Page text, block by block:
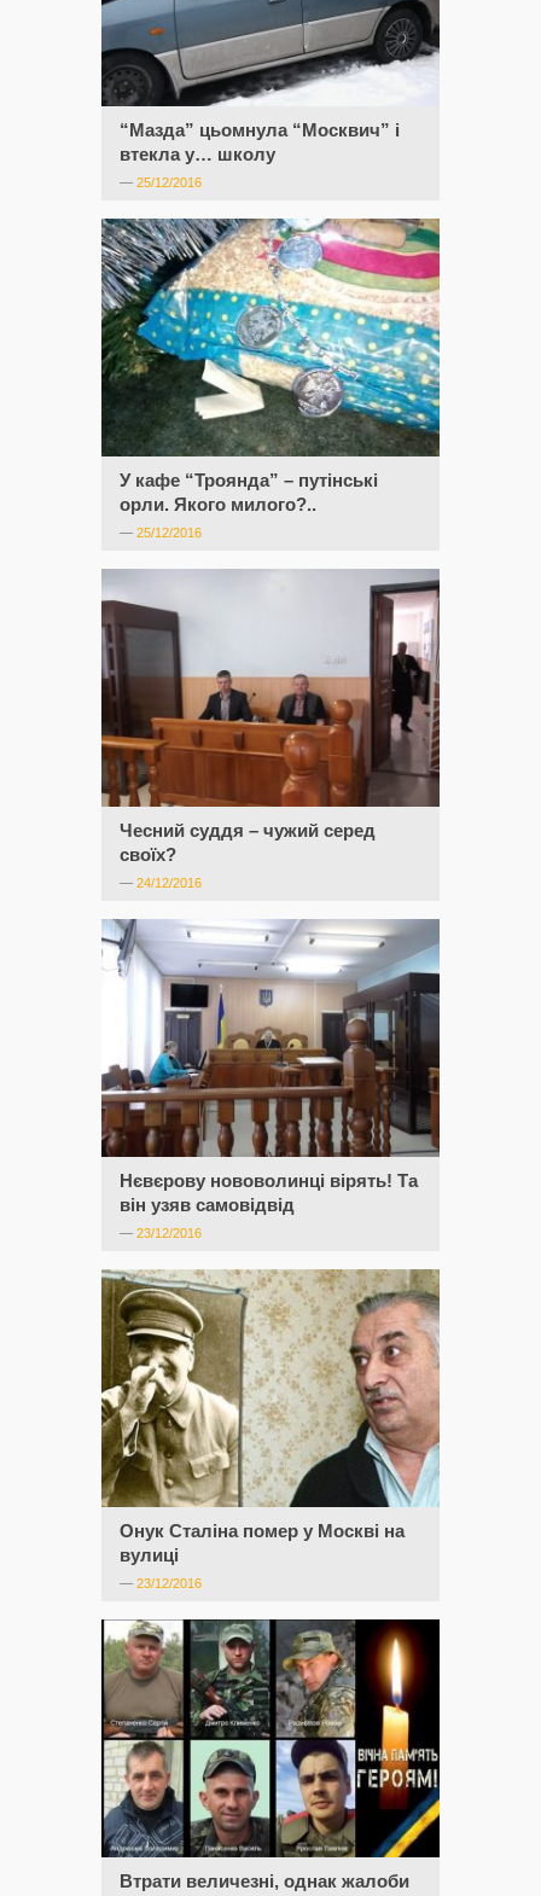
“Мазда” цьомнула “Москвич” і
втекла у… школу
— 25/12/2016
У кафе “Троянда” – путінські
орли. Якого милого?..
— 25/12/2016
Чесний суддя – чужий серед
своїх?
— 24/12/2016
Нєвєрову нововолинці вірять! Та
він узяв самовідвід
— 23/12/2016
Онук Сталіна помер у Москві на
вулиці
— 23/12/2016
Втрати величезні, однак жалоби